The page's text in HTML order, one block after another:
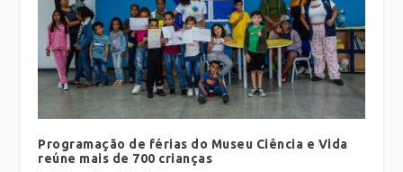
Programação de férias do Museu Ciência e Vida
reúne mais de 700 crianças